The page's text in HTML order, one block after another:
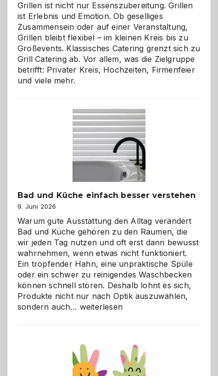
Grillen ist nicht nur Essenszubereitung. Grillen
ist Erlebnis und Emotion. Ob geselliges
Zusammensein oder auf einer Veranstaltung,
Grillen bleibt flexibel – im kleinen Kreis bis zu
Großevents. Klassisches Catering grenzt sich zu
Grill Catering ab. Vor allem, was die Zielgruppe
betrifft: Privater Kreis, Hochzeiten, Firmenfeier
und viele mehr.
Bad und Küche einfach besser verstehen
9. Juni 2026
Warum gute Ausstattung den Alltag verändert
Bad und Küche gehören zu den Räumen, die
wir jeden Tag nutzen und oft erst dann bewusst
wahrnehmen, wenn etwas nicht funktioniert.
Ein tropfender Hahn, eine unpraktische Spüle
oder ein schwer zu reinigendes Waschbecken
können schnell stören. Deshalb lohnt es sich,
Produkte nicht nur nach Optik auszuwählen,
sondern auch… Bad
besser
verstehen
weiterlesen